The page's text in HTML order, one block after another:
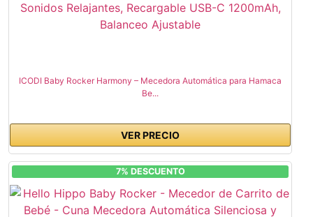
ICODI Baby Rocker Harmony – Mecedora Automática para Hamaca
Be...
VER PRECIO
7% DESCUENTO